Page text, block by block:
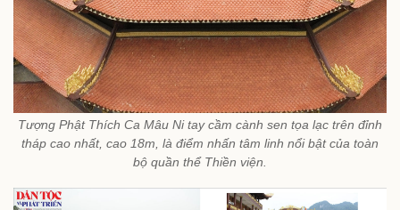
Tượng Phật Thích Ca Mâu Ni tay cầm cành sen tọa lạc trên đỉnh
tháp cao nhất, cao 18m, là điểm nhấn tâm linh nổi bật của toàn
bộ quần thể Thiền viện.